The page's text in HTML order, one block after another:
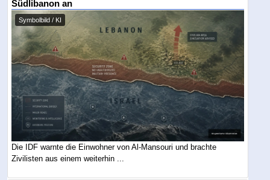
Südlibanon an
Symbolbild / KI
Die IDF warnte die Einwohner von Al-Mansouri und brachte
Zivilisten aus einem weiterhin ...